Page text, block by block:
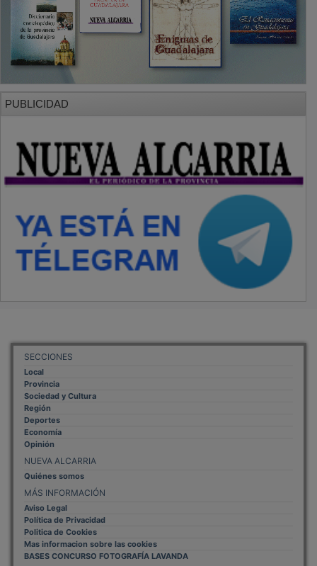
PUBLICIDAD
Local
Sociedad y Cultura
Región
Deportes
Economía
Opinión
NUEVA ALCARRIA
Quiénes somos
MÁS INFORMACIÓN
Aviso Legal
Politica de Cookies
Mas informacion sobre las cookies
BASES CONCURSO FOTOGRAFÍA LAVANDA
OTROS ENLACES